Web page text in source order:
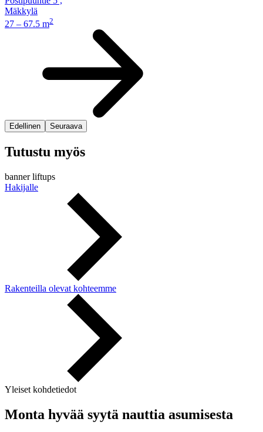
Mäkkylä
27 – 67.5 m2
Edellinen Seuraava
Tutustu myös
banner liftups
Hakijalle
Rakenteilla olevat kohteemme
Yleiset kohdetiedot
Monta hyvää syytä nauttia asumisesta